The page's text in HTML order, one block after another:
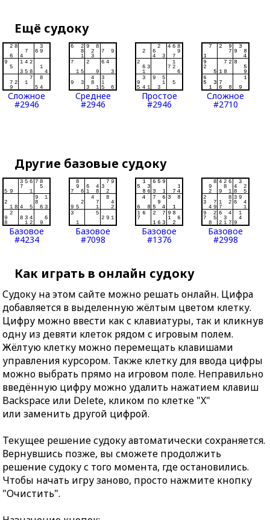
Ещё судоку
Сложное
#2946
Среднее
#2946
Простое
#2946
Сложное
#2710
Другие базовые судоку
Базовое
#4234
Базовое
#7098
Базовое
#1376
Базовое
#2998
Как играть в онлайн судоку
Судоку на этом сайте можно решать онлайн. Цифра
добавляется в выделенную жёлтым цветом клетку.
Цифру можно ввести как с клавиатуры, так и кликнув
одну из девяти клеток рядом с игровым полем.
Жёлтую клетку можно перемещать клавишами
управления курсором. Также клетку для ввода цифры
можно выбрать прямо на игровом поле. Неправильно
введённую цифру можно удалить нажатием клавиш
Backspace или Delete, кликом по клетке "X"
или заменить другой цифрой.
Текущее решение судоку автоматически сохраняется.
Вернувшись позже, вы сможете продолжить
решение судоку с того момента, где остановились.
Чтобы начать игру заново, просто нажмите кнопку
"Очистить".